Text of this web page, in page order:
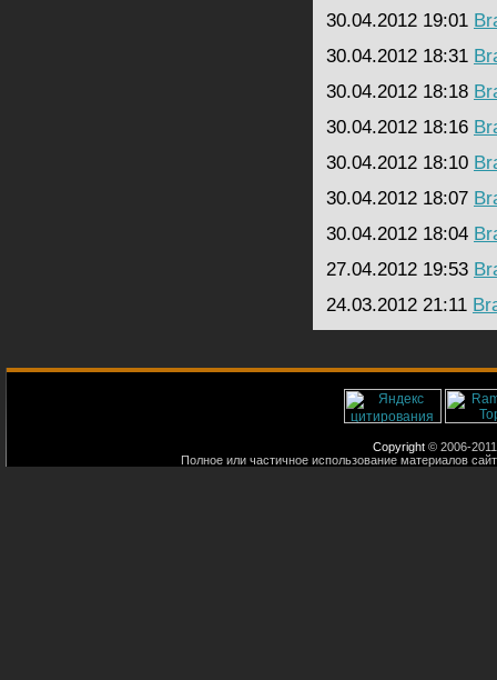
30.04.2012 19:01
30.04.2012 18:31
30.04.2012 18:18
30.04.2012 18:16
30.04.2012 18:10
30.04.2012 18:07
30.04.2012 18:04
27.04.2012 19:53
24.03.2012 21:11
Copyright © 2006-
Полное или частичное использование материалов